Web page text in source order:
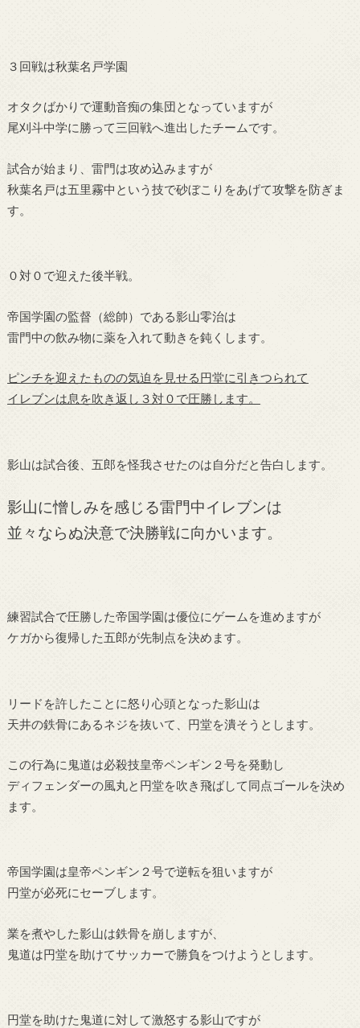
３回戦は秋葉名戸学園
オタクばかりで運動音痴の集団となっていますが
尾刈斗中学に勝って三回戦へ進出したチームです。
試合が始まり、雷門は攻め込みますが
秋葉名戸は五里霧中という技で砂ぼこりをあげて攻撃を防ぎま
す。
０対０で迎えた後半戦。
帝国学園の監督（総帥）である影山零治は
雷門中の飲み物に薬を入れて動きを鈍くします。
ピンチを迎えたものの気迫を見せる円堂に引きつられて
イレブンは息を吹き返し３対０で圧勝します。
影山は試合後、五郎を怪我させたのは自分だと告白します。
影山に憎しみを感じる雷門中イレブンは
並々ならぬ決意で決勝戦に向かいます。
練習試合で圧勝した帝国学園は優位にゲームを進めますが
ケガから復帰した五郎が先制点を決めます。
リードを許したことに怒り心頭となった影山は
天井の鉄骨にあるネジを抜いて、円堂を潰そうとします。
この行為に鬼道は必殺技皇帝ペンギン２号を発動し
ディフェンダーの風丸と円堂を吹き飛ばして同点ゴールを決め
ます。
帝国学園は皇帝ペンギン２号で逆転を狙いますが
円堂が必死にセーブします。
業を煮やした影山は鉄骨を崩しますが、
鬼道は円堂を助けてサッカーで勝負をつけようとします。
円堂を助けた鬼道に対して激怒する影山ですが